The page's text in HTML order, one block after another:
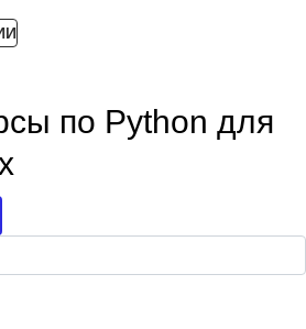
по Python для